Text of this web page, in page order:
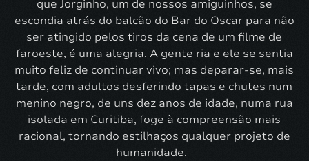
que Jorginho, um de nossos amiguinhos, se
escondia atrás do balcão do Bar do Oscar para não
ser atingido pelos tiros da cena de um filme de
faroeste, é uma alegria. A gente ria e ele se sentia
muito feliz de continuar vivo; mas deparar-se, mais
tarde, com adultos desferindo tapas e chutes num
menino negro, de uns dez anos de idade, numa rua
isolada em Curitiba, foge à compreensão mais
racional, tornando estilhaços qualquer projeto de
humanidade.